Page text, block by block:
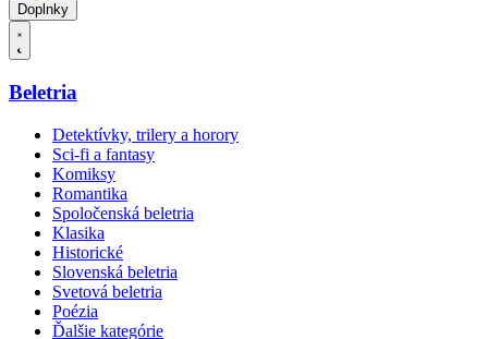
Doplnky
Beletria
Detektívky, trilery a horory
Sci-fi a fantasy
Komiksy
Romantika
Spoločenská beletria
Klasika
Historické
Slovenská beletria
Svetová beletria
Poézia
Ďalšie kategórie